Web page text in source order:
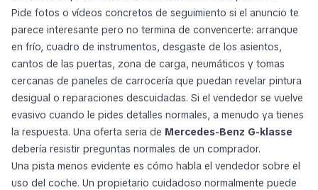
Pide fotos o vídeos concretos de seguimiento si el anuncio te
parece interesante pero no termina de convencerte: arranque
en frío, cuadro de instrumentos, desgaste de los asientos,
cantos de las puertas, zona de carga, neumáticos y tomas
cercanas de paneles de carrocería que puedan revelar pintura
desigual o reparaciones descuidadas. Si el vendedor se vuelve
evasivo cuando le pides detalles normales, a menudo ya tienes
la respuesta. Una oferta seria de Mercedes-Benz G-klasse
debería resistir preguntas normales de un comprador.
Una pista menos evidente es cómo habla el vendedor sobre el
uso del coche. Un propietario cuidadoso normalmente puede